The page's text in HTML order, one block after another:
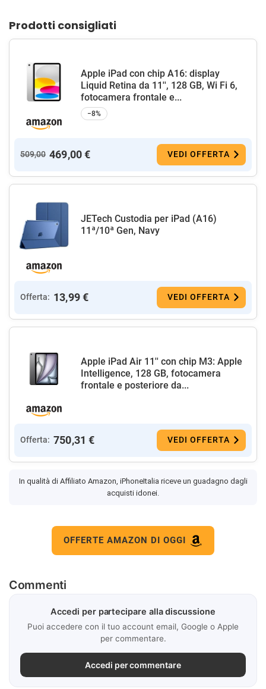
Prodotti consigliati
Apple iPad con chip A16: display
Liquid Retina da 11'', 128 GB, Wi Fi 6,
fotocamera frontale e...
−8%
509,00 469,00 € VEDI OFFERTA
JETech Custodia per iPad (A16)
11ª/10ª Gen, Navy
Offerta: 13,99 € VEDI OFFERTA
Apple iPad Air 11'' con chip M3: Apple
Intelligence, 128 GB, fotocamera
frontale e posteriore da...
Offerta: 750,31 € VEDI OFFERTA
In qualità di Affiliato Amazon, iPhoneItalia riceve un guadagno dagli
acquisti idonei.
OFFERTE AMAZON DI OGGI
Commenti
Accedi per partecipare alla discussione
Puoi accedere con il tuo account email, Google o Apple
per commentare.
Accedi per commentare